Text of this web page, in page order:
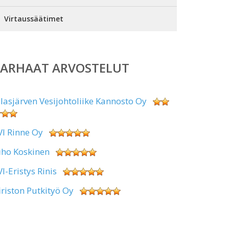
Virtaussäätimet
ARVOSTELUT
Vesijohtoliike Kannosto Oy
Rinne Oy
Koskinen
Eristys Rinis
Putkityö Oy